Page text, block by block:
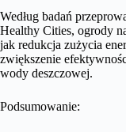
Według badań
Healthy Cities, ogrody
jak redukcja zużycia
zwiększenie
wody deszczowej.
Podsumowanie: